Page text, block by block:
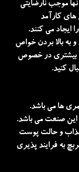
موجب نارضایتی
های کارآمد
ایجاد می کنند.
و به بالا بردن خواص
بیشتری در خصوص
کنید.
ها می باشد.
این صنعت می باشد.
و حالت پوست
به فرایند پذیری